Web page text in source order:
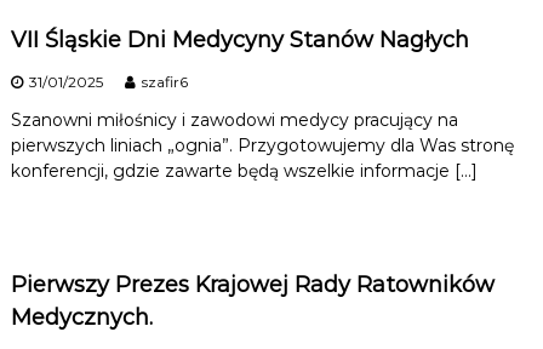
c
z
n
c
h
ś
c
VII Śląskie Dni Medycyny Stanów Nagłych
31/01/2025 szafir6
Szanowni miłośnicy i zawodowi medycy pracujący na
pierwszych liniach „ognia”. Przygotowujemy dla Was stronę
konferencji, gdzie zawarte będą wszelkie informacje […]
Pierwszy Prezes Krajowej Rady Ratowników
Medycznych.